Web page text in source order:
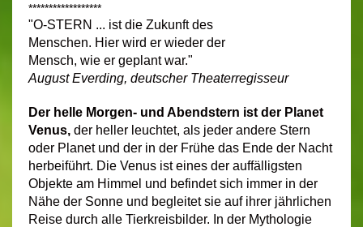
******************
"O-STERN ... ist die Zukunft des
Menschen. Hier wird er wieder der
Mensch, wie er geplant war."
August Everding, deutscher Theaterregisseur
Der helle Morgen- und Abendstern ist der Planet
Venus, der heller leuchtet, als jeder andere Stern
oder Planet und der in der Frühe das Ende der Nacht
herbeiführt. Die Venus ist eines der auffälligsten
Objekte am Himmel und befindet sich immer in der
Nähe der Sonne und begleitet sie auf ihrer jährlichen
Reise durch alle Tierkreisbilder. In der Mythologie